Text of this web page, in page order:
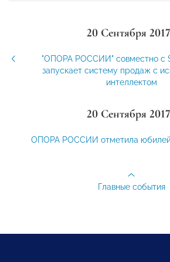
20 Сентября 2017
"ОПОРА РОССИИ" совместно с
запускает систему продаж с
интеллектом
20 Сентября 2017
ОПОРА РОССИИ отметила юбилей
Главные события